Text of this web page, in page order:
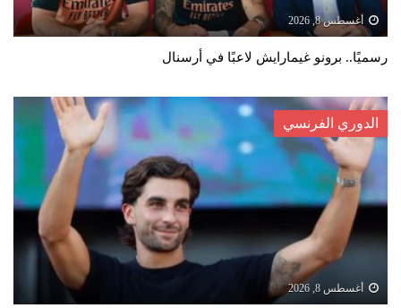
أغسطس 8, 2026
رسميًا.. برونو غيمارايش لاعبًا في أرسنال
الدوري الفرنسي
أغسطس 8, 2026